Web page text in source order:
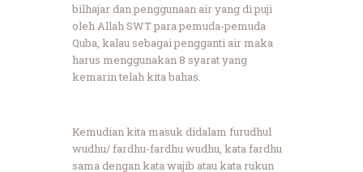
bilhajar dan penggunaan air yang di puji
oleh Allah SWT para pemuda-pemuda
Quba, kalau sebagai pengganti air maka
harus menggunakan 8 syarat yang
kemarin telah kita bahas.
Kemudian kita masuk didalam furudhul
wudhu/ fardhu-fardhu wudhu, kata fardhu
sama dengan kata wajib atau kata rukun